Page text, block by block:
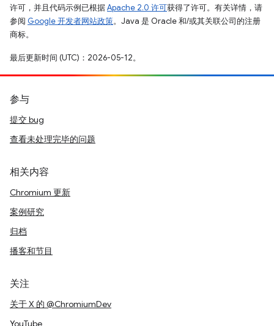
许可，并且代码示例已根据Apache 2.0 许可获得了许可。有关详情，请
参阅 Google 开发者网站政策。Java 是 Oracle 和/或其关联公司的注册
商标。
最后更新时间 (UTC)：2026-05-12。
参与
提交 bug
查看未处理完毕的问题
相关内容
Chromium 更新
案例研究
归档
播客和节目
关注
关于 X 的 @ChromiumDev
YouTube